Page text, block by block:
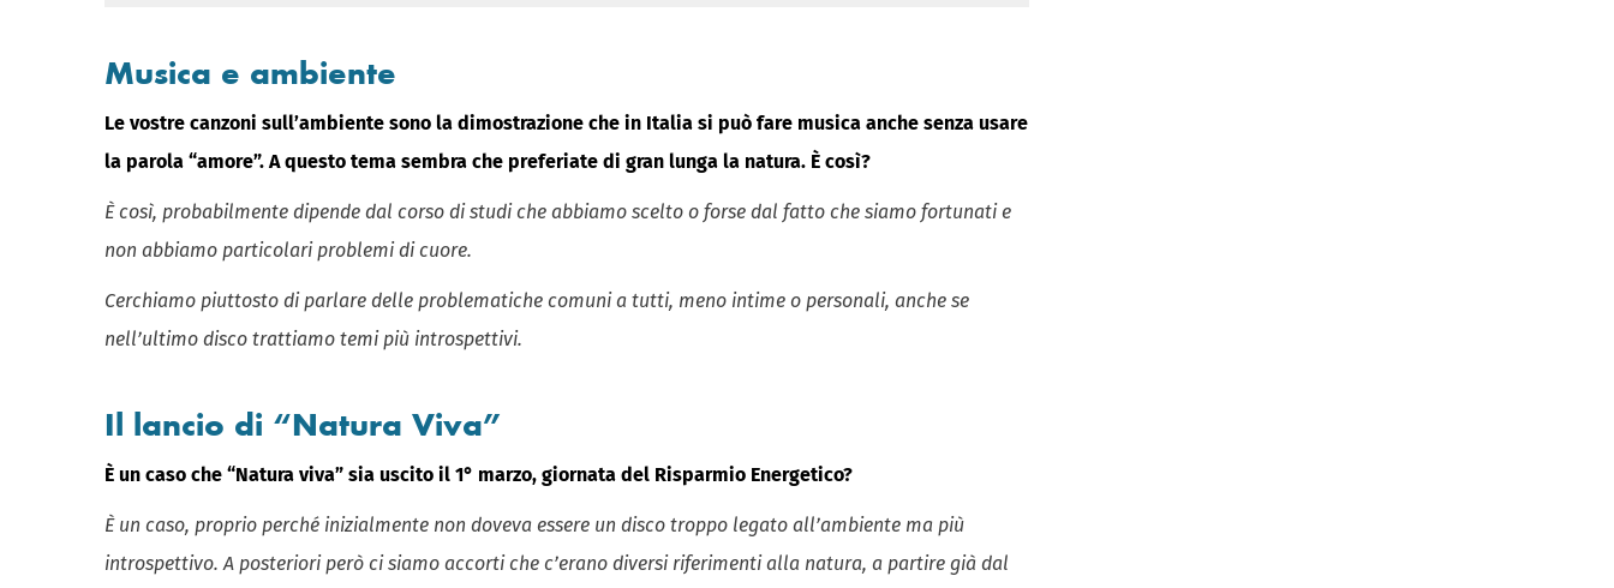
Musica e ambiente
Le vostre canzoni sull’ambiente sono la dimostrazione che in Italia si può fare musica anche senza usare
la parola “amore”. A questo tema sembra che preferiate di gran lunga la natura. È così?
È così, probabilmente dipende dal corso di studi che abbiamo scelto o forse dal fatto che siamo fortunati e
non abbiamo particolari problemi di cuore.
Cerchiamo piuttosto di parlare delle problematiche comuni a tutti, meno intime o personali, anche se
nell’ultimo disco trattiamo temi più introspettivi.
Il lancio di “Natura Viva”
È un caso che “Natura viva” sia uscito il 1° marzo, giornata del Risparmio Energetico?
È un caso, proprio perché inizialmente non doveva essere un disco troppo legato all’ambiente ma più
introspettivo. A posteriori però ci siamo accorti che c’erano diversi riferimenti alla natura, a partire già dal